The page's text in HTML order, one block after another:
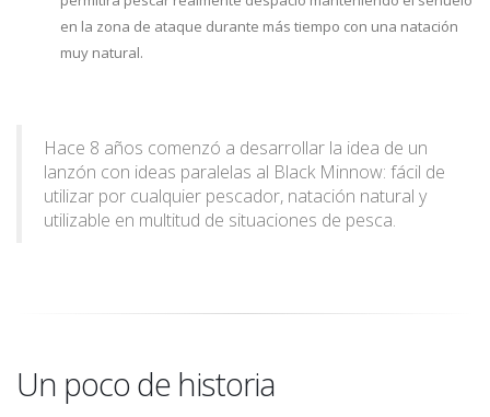
en la zona de ataque durante más tiempo con una natación
muy natural.
Hace 8 años comenzó a desarrollar la idea de un
lanzón con ideas paralelas al Black Minnow: fácil de
utilizar por cualquier pescador, natación natural y
utilizable en multitud de situaciones de pesca.
Un poco de historia